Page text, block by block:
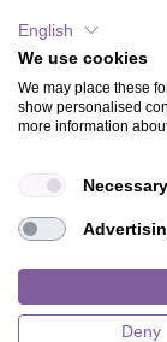
KONTAKT
AGB
CHARITY
MAGAZIN
HILFE
English
We use cookies
We may place these
show personalised
more information
Necessary
Deny